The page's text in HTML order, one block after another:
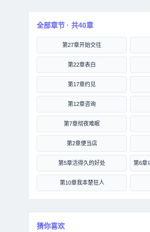
全部章节 · 共40章
第27章开始交往
第22章表白
第17章约见
第12章咨询
第7章彻夜难眠
第2章便当店
第5章活得久的好处
第10章我本楚狂人
猜你喜欢